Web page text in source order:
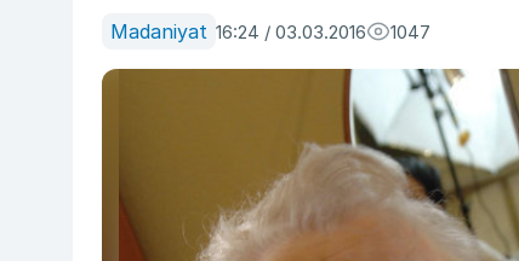
Madaniyat 16:24 / 03.03.2016 1047